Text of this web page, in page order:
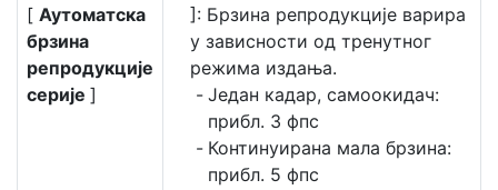
[ Аутоматска
брзина
репродукције
серије ]
]: Брзина репродукције варира
у зависности од тренутног
режима издања.
Један кадар, самоокидач:
прибл. 3 фпс
Континуирана мала брзина:
прибл. 5 фпс